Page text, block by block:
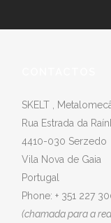
SKELT ,
Rua Estrada da
4410-030 Serzedo
Vila Nova de Gaia
Portugal
Phone: + 351 227
(chamada para a